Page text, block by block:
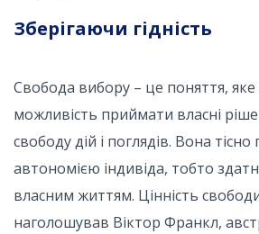
Зберігаючи гідність
Свобода вибору – це поняття, яке
можливість приймати власні
свободу дій і поглядів. Вона тісно
автономією індивіда, тобто
власним життям. Цінність
наголошував Віктор Франкл,